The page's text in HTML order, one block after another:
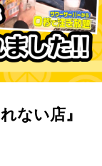
ない店』